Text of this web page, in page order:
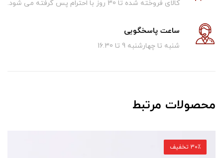
کالای فروخته شده تا 30 روز با احترام پس گرفته می شود.
ساعت پاسخگویی
شنبه تا چهارشنبه 9 تا 16.30
محصولات مرتبط
30٪ تخفیف